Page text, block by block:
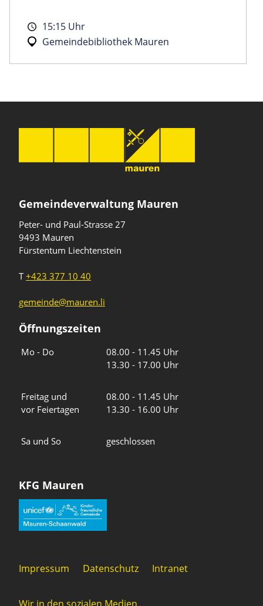
15:15 Uhr
Gemeindebibliothek Mauren
Gemeindeverwaltung Mauren
Peter- und Paul-Strasse 27
9493 Mauren
Fürstentum Liechtenstein
T+423 377 10 40
gemeinde@mauren.li
Öffnungszeiten
Mo - Do
08.00 - 11.45 Uhr
13.30 - 17.00 Uhr
Freitag und
vor Feiertagen
08.00 - 11.45 Uhr
13.30 - 16.00 Uhr
Sa und So geschlossen
KFG Mauren
Impressum Datenschutz Intranet